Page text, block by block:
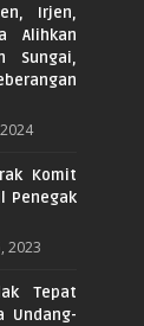
Irjen,
Alihkan
Sungai,
Komit
Penegak
2023
Tepat
Undang-